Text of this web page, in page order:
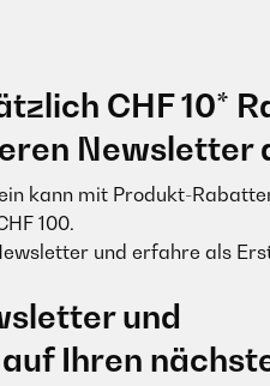
CHF 10*
Newsletter
kann mit Produkt-
100.
und erfahre als
und
Ihren